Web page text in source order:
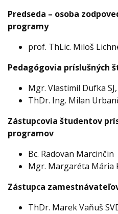
Predseda – osoba
programy
prof. ThLic. Miloš
Pedagógovia príslušných
Mgr. Vlastimil Dufka SJ,
ThDr. Ing. Milan
Zástupcovia študentov
programov
Bc. Radovan Marcinčin
Mgr. Margaréta Mária
Zástupca
ThDr. Marek Vaňuš